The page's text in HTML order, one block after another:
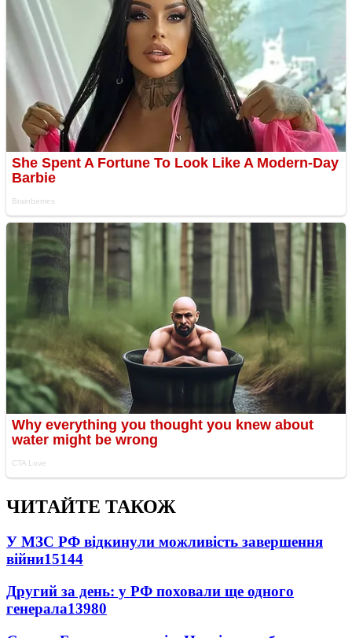
ЧИТАЙТЕ ТАКОЖ
У МЗС РФ відкинули можливість завершення
війни15144
Другий за день: у РФ поховали ще одного
генерала13980